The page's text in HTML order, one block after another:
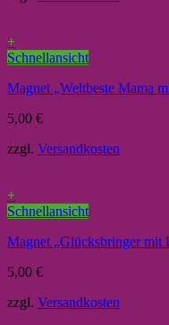
+
Schnellansicht
Magnet „Weltbeste Mama
5,00 €
zzgl. Versandkosten
+
Schnellansicht
Magnet „Glücksbringer mit
5,00 €
zzgl. Versandkosten